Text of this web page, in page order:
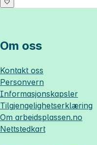
Om oss
Kontakt oss
Personvern
Informasjonskapsler
Tilgjengelighetserklæring
Om arbeidsplassen.no
Nettstedkart